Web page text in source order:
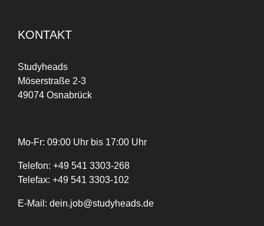
KONTAKT
Studyheads
Möserstraße 2-3
49074 Osnabrück
Mo-Fr: 09:00 Uhr bis 17:00 Uhr
Telefon: +49 541 3303-268
Telefax: +49 541 3303-102
E-Mail: dein.job@studyheads.de